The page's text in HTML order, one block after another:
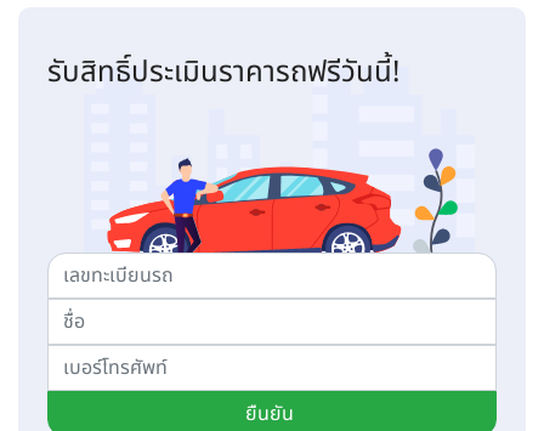
รับสิทธิ์ประเมินราคารถฟรีวันนี้!
ยืนยัน